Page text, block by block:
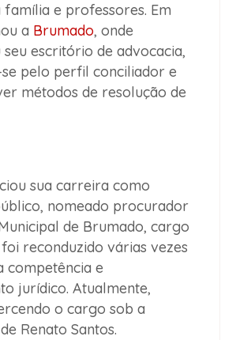
e professores. Em
a Brumado, onde
seu escritório de advocacia,
pelo perfil conciliador e
métodos de resolução de
sua carreira como
nomeado procurador
de Brumado, cargo
reconduzido várias vezes
competência e
jurídico. Atualmente,
o cargo sob a
Renato Santos.